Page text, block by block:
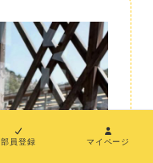
部員登録 マイページ